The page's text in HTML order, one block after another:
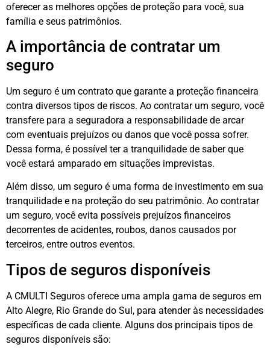
oferecer as melhores opções de proteção para você, sua
família e seus patrimônios.
A importância de contratar um
seguro
Um seguro é um contrato que garante a proteção financeira
contra diversos tipos de riscos. Ao contratar um seguro, você
transfere para a seguradora a responsabilidade de arcar
com eventuais prejuízos ou danos que você possa sofrer.
Dessa forma, é possível ter a tranquilidade de saber que
você estará amparado em situações imprevistas.
Além disso, um seguro é uma forma de investimento em sua
tranquilidade e na proteção do seu patrimônio. Ao contratar
um seguro, você evita possíveis prejuízos financeiros
decorrentes de acidentes, roubos, danos causados por
terceiros, entre outros eventos.
Tipos de seguros disponíveis
A CMULTI Seguros oferece uma ampla gama de seguros em
Alto Alegre, Rio Grande do Sul, para atender às necessidades
específicas de cada cliente. Alguns dos principais tipos de
seguros disponíveis são: